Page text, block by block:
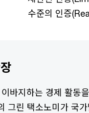
수준의 인증
바지하는 경제 활동
그린 택소노미가 국